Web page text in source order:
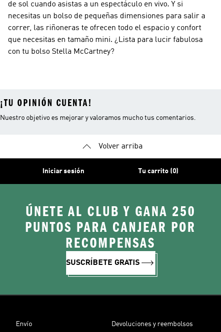
de sol cuando asistas a un espectáculo en vivo. Y si
necesitas un bolso de pequeñas dimensiones para salir a
correr, las riñoneras te ofrecen todo el espacio y confort
que necesitas en tamaño mini. ¿Lista para lucir fabulosa
con tu bolso Stella McCartney?
¡TU OPINIÓN CUENTA!
Nuestro objetivo es mejorar y valoramos mucho tus comentarios.
Volver arriba
Iniciar sesión Tu carrito (0)
ÚNETE AL CLUB Y GANA 250
PUNTOS PARA CANJEAR POR
RECOMPENSAS
SUSCRÍBETE GRATIS
Envío Devoluciones y reembolsos